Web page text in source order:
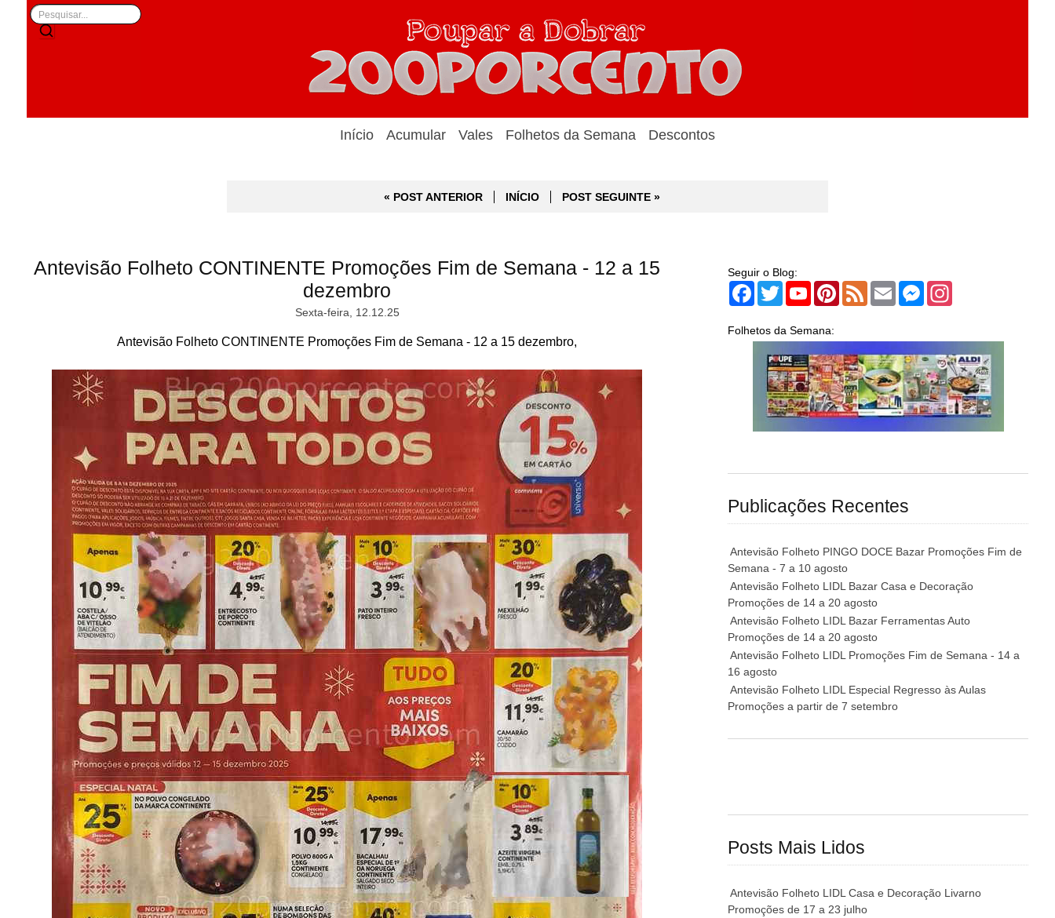
Início Acumular Vales Folhetos da Semana Descontos
« POST ANTERIOR INÍCIO POST SEGUINTE »
Antevisão Folheto CONTINENTE Promoções Fim de Semana - 12 a 15
dezembro
Sexta-feira, 12.12.25
Antevisão Folheto CONTINENTE Promoções Fim de Semana - 12 a 15 dezembro,
Seguir o Blog:
Facebook
TwitterYouTubePinterest
Feed Email Messenger
Folhetos da Semana:
Publicações Recentes
Antevisão Folheto PINGO DOCE Bazar Promoções Fim de
Semana - 7 a 10 agosto
Antevisão Folheto LIDL Bazar Casa e Decoração
Promoções de 14 a 20 agosto
Antevisão Folheto LIDL Bazar Ferramentas Auto
Promoções de 14 a 20 agosto
Antevisão Folheto LIDL Promoções Fim de Semana - 14 a
16 agosto
Antevisão Folheto LIDL Especial Regresso às Aulas
Promoções a partir de 7 setembro
Posts Mais Lidos
Antevisão Folheto LIDL Casa e Decoração Livarno
Promoções de 17 a 23 julho